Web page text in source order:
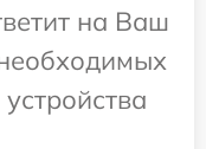
на Ваш